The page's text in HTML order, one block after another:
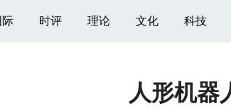
际 时评 理论 文化 科技
人形机器